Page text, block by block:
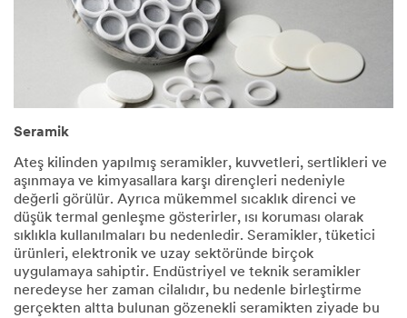
Seramik​
Ateş kilinden yapılmış seramikler, kuvvetleri, sertlikleri ve
aşınmaya ve kimyasallara karşı dirençleri nedeniyle
değerli görülür. Ayrıca mükemmel sıcaklık direnci ve
düşük termal genleşme gösterirler, ısı koruması olarak
sıklıkla kullanılmaları bu nedenledir. Seramikler, tüketici
ürünleri, elektronik ve uzay sektöründe birçok
uygulamaya sahiptir. Endüstriyel ve teknik seramikler
neredeyse her zaman cilalıdır, bu nedenle birleştirme
gerçekten altta bulunan gözenekli seramikten ziyade bu